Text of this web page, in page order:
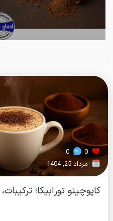
0
0
مرداد 25, 1404
کاپوچینو تورابیکا؛